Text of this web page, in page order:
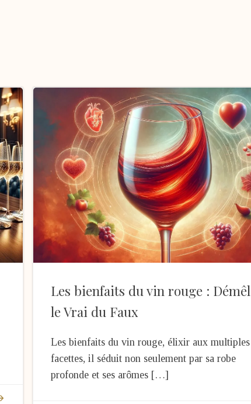
Les bienfaits du vin rouge :
le Vrai du Faux
Les bienfaits du vin rouge, élixir aux multiples
facettes, il séduit non seulement par sa robe
profonde et ses arômes […]